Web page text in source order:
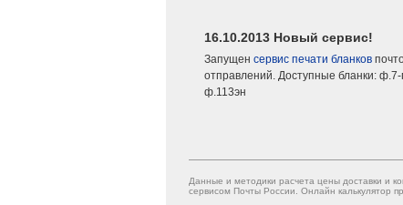
16.10.2013 Новый сервис!
Запущен сервис печати бланков
отправлений. Доступные бланки:
ф.113эн
Данные и методики расчета цены доставки и
сервисом Почты России. Онлайн калькулятор